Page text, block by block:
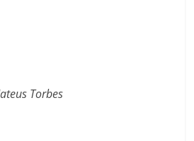
Torbes